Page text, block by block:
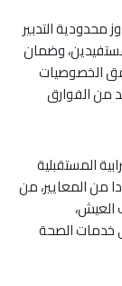
محدودية التدبير
وضمان
الخصوصيات
من الفوارق
المستقبلية
من المعايير، من
العيش،
خدمات الصحة